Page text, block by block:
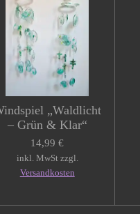
„Waldlicht
– Grün & Klar“
14,99 €
inkl. MwSt zzgl.
Versandkosten